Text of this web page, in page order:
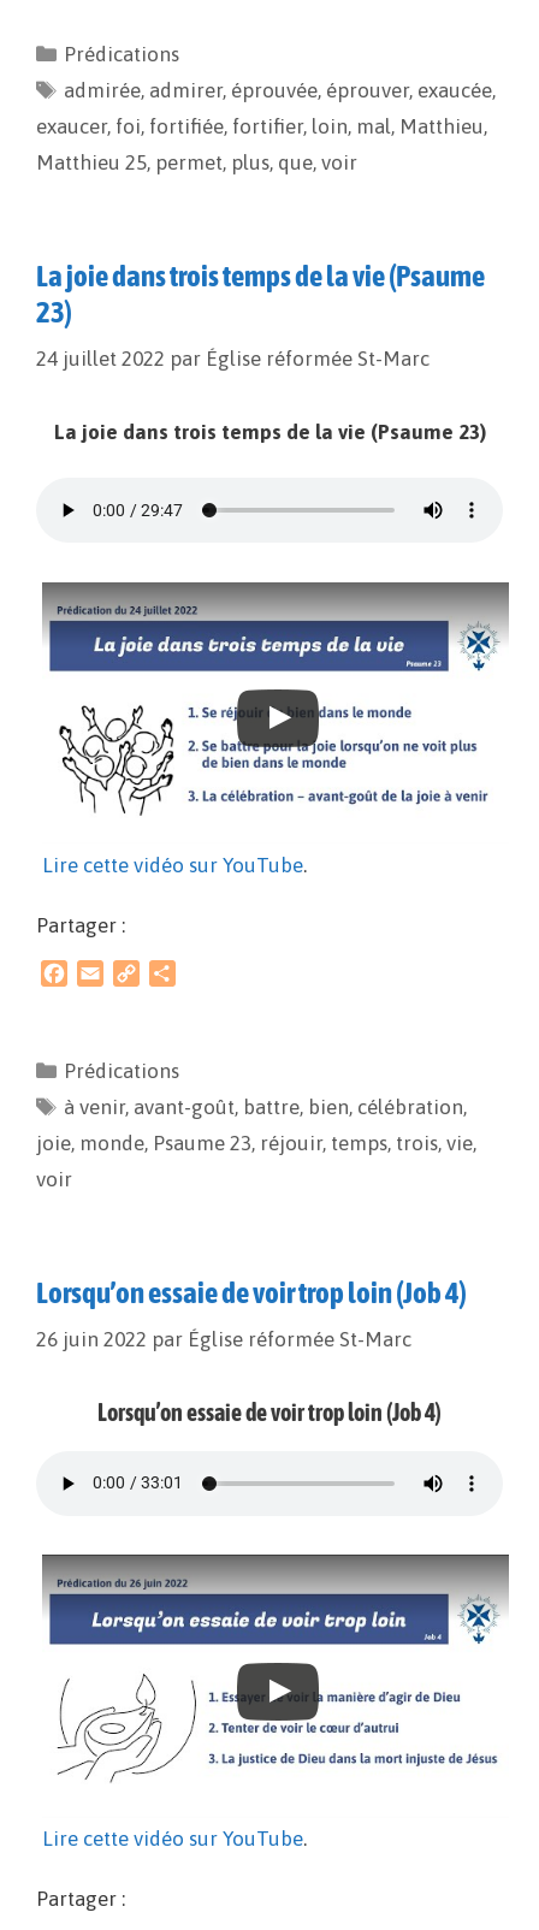
b
o
l
L
i
k
a
g
e
Prédications
admirée, admirer, éprouvée, éprouver, exaucée,
exaucer, foi, fortifiée, fortifier, loin, mal, Matthieu,
Matthieu 25, permet, plus, que, voir
La joie dans trois temps de la vie (Psaume
23)
24 juillet 2022 par Église réformée St-Marc
La joie dans trois temps de la vie (Psaume 23)
Lire cette vidéo sur YouTube.
Partager :
b
o
k
l
L
i
k
a
g
Prédications
à venir, avant-goût, battre, bien, célébration,
joie, monde, Psaume 23, réjouir, temps, trois, vie,
voir
Lorsqu’on essaie de voir trop loin (Job 4)
26 juin 2022 par Église réformée St-Marc
Lorsqu’on essaie de voir trop loin (Job 4)
Lire cette vidéo sur YouTube.
Partager :